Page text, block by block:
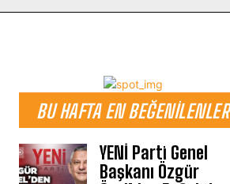
BU HAFTA EN BEĞENILENLER
YENİ Parti Genel
Başkanı Özgür